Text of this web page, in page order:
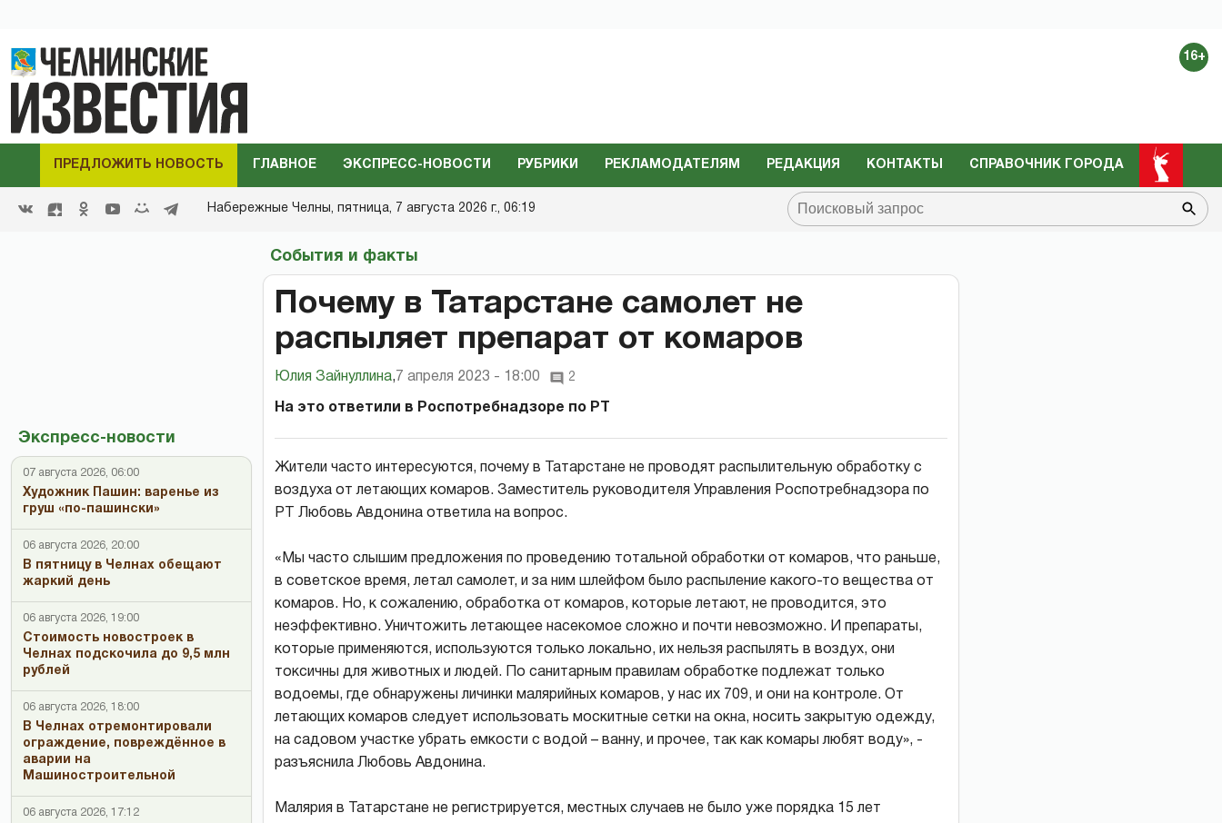
16+
ПРЕДЛОЖИТЬ НОВОСТЬ ГЛАВНОЕ ЭКСПРЕСС-НОВОСТИ РУБРИКИ РЕКЛАМОДАТЕЛЯМ РЕДАКЦИЯ КОНТАКТЫ СПРАВОЧНИК ГОРОДА
Набережные Челны, пятница, 7 августа 2026 г., 06:19
Экспресс-новости
07 августа 2026, 06:00
Художник Пашин: варенье из
груш «по-пашински»
06 августа 2026, 20:00
В пятницу в Челнах обещают
жаркий день
06 августа 2026, 19:00
Стоимость новостроек в
Челнах подскочила до 9,5 млн
рублей
06 августа 2026, 18:00
В Челнах отремонтировали
ограждение, повреждённое в
аварии на
Машиностроительной
06 августа 2026, 17:12
События и факты
Почему в Татарстане самолет не
распыляет препарат от комаров
Юлия Зайнуллина, 7 апреля 2023 - 18:00 2
На это ответили в Роспотребнадзоре по РТ
Жители часто интересуются, почему в Татарстане не проводят распылительную обработку с
воздуха от летающих комаров. Заместитель руководителя Управления Роспотребнадзора по
РТ Любовь Авдонина ответила на вопрос.
«Мы часто слышим предложения по проведению тотальной обработки от комаров, что раньше,
в советское время, летал самолет, и за ним шлейфом было распыление какого-то вещества от
комаров. Но, к сожалению, обработка от комаров, которые летают, не проводится, это
неэффективно. Уничтожить летающее насекомое сложно и почти невозможно. И препараты,
которые применяются, используются только локально, их нельзя распылять в воздух, они
токсичны для животных и людей. По санитарным правилам обработке подлежат только
водоемы, где обнаружены личинки малярийных комаров, у нас их 709, и они на контроле. От
летающих комаров следует использовать москитные сетки на окна, носить закрытую одежду,
на садовом участке убрать емкости с водой – ванну, и прочее, так как комары любят воду», -
разъяснила Любовь Авдонина.
Малярия в Татарстане не регистрируется, местных случаев не было уже порядка 15 лет